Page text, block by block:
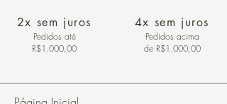
2x sem juros
Pedidos até
R$1.000,00
4x sem juros
Pedidos acima
de R$1.000,00